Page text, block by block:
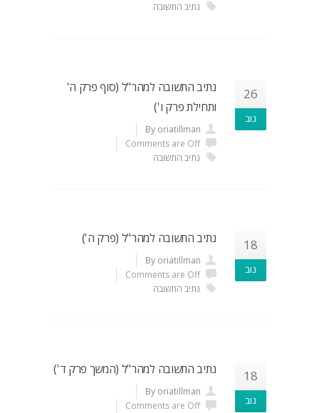
נתיב התשובה
26
נוב
נתיב התשובה למהר"ל (סוף פרק ה'
ותחילת פרק ו')
By oriatillman
Comments are Off
נתיב התשובה
18
נוב
נתיב התשובה למהר"ל (פרק ה')
By oriatillman
Comments are Off
נתיב התשובה
18
נוב
נתיב התשובה למהר"ל (המשך פרק ד')
By oriatillman
Comments are Off